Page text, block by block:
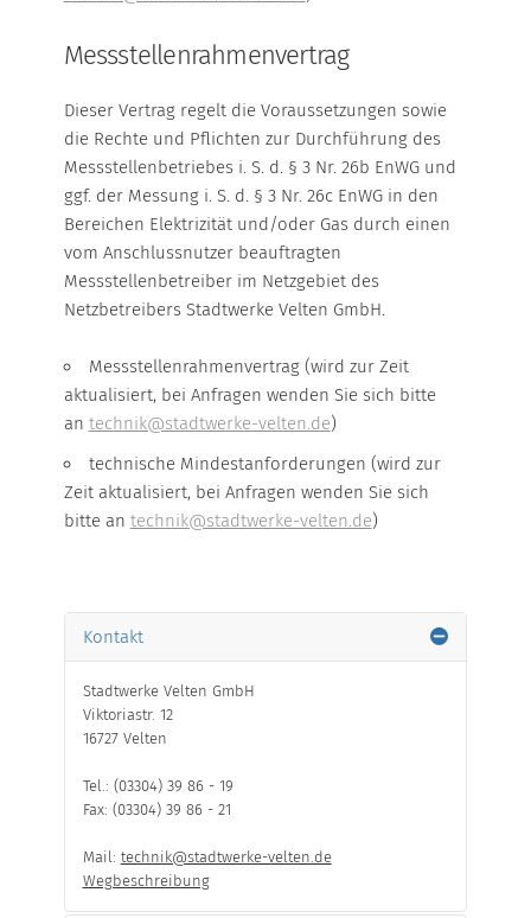
Messstellenrahmenvertrag
Dieser Vertrag regelt die Voraussetzungen sowie
die Rechte und Pflichten zur Durchführung des
Messstellenbetriebes i. S. d. § 3 Nr. 26b EnWG und
ggf. der Messung i. S. d. § 3 Nr. 26c EnWG in den
Bereichen Elektrizität und/oder Gas durch einen
vom Anschlussnutzer beauftragten
Messstellenbetreiber im Netzgebiet des
Netzbetreibers Stadtwerke Velten GmbH.
Messstellenrahmenvertrag (wird zur Zeit
aktualisiert, bei Anfragen wenden Sie sich bitte
an technik@stadtwerke-velten.de)
technische Mindestanforderungen (wird zur
Zeit aktualisiert, bei Anfragen wenden Sie sich
bitte an technik@stadtwerke-velten.de)
Kontakt
Stadtwerke Velten GmbH
Viktoriastr. 12
16727 Velten
Tel.: (03304) 39 86 - 19
Fax: (03304) 39 86 - 21
Mail: technik@stadtwerke-velten.de
Wegbeschreibung